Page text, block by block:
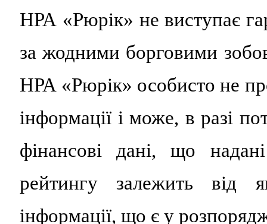
НРА «Рюрік» не виступає
за жодними борговими
НРА «Рюрік» особисто не
інформації і може, в разі
фінансові дані, що
рейтингу залежить від
інформації, що є у